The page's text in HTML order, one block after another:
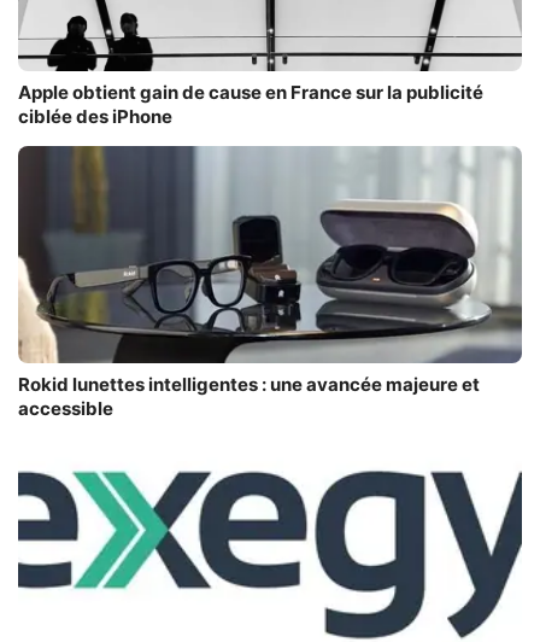
Apple obtient gain de cause en France sur la publicité
ciblée des iPhone
Rokid lunettes intelligentes : une avancée majeure et
accessible